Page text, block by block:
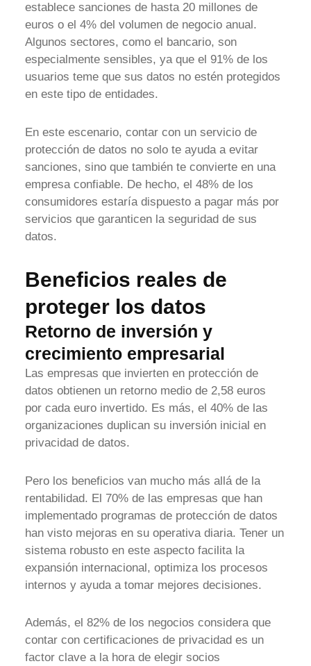
establece sanciones de hasta 20 millones de
euros o el 4% del volumen de negocio anual.
Algunos sectores, como el bancario, son
especialmente sensibles, ya que el 91% de los
usuarios teme que sus datos no estén protegidos
en este tipo de entidades.
En este escenario, contar con un servicio de
protección de datos no solo te ayuda a evitar
sanciones, sino que también te convierte en una
empresa confiable. De hecho, el 48% de los
consumidores estaría dispuesto a pagar más por
servicios que garanticen la seguridad de sus
datos.
Beneficios reales de
proteger los datos
Retorno de inversión y
crecimiento empresarial
Las empresas que invierten en protección de
datos obtienen un retorno medio de 2,58 euros
por cada euro invertido. Es más, el 40% de las
organizaciones duplican su inversión inicial en
privacidad de datos.
Pero los beneficios van mucho más allá de la
rentabilidad. El 70% de las empresas que han
implementado programas de protección de datos
han visto mejoras en su operativa diaria. Tener un
sistema robusto en este aspecto facilita la
expansión internacional, optimiza los procesos
internos y ayuda a tomar mejores decisiones.
Además, el 82% de los negocios considera que
contar con certificaciones de privacidad es un
factor clave a la hora de elegir socios